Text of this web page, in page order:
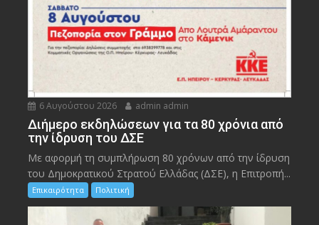
6 Αυγούστου 2026 admin admin
Διήμερο εκδηλώσεων για τα 80 χρόνια από
την ίδρυση του ΔΣΕ
Με αφορμή τη συμπλήρωση 80 χρόνων από την ίδρυση
του Δημοκρατικού Στρατού Ελλάδας (ΔΣΕ), η Επιτροπή...
Επικαιρότητα Πολιτική